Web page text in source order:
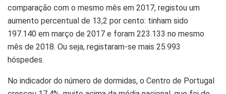
comparação com o mesmo mês em 2017, registou um
aumento percentual de 13,2 por cento: tinham sido
197.140 em março de 2017 e foram 223.133 no mesmo
mês de 2018. Ou seja, registaram-se mais 25.993
hóspedes.
No indicador do número de dormidas, o Centro de Portugal